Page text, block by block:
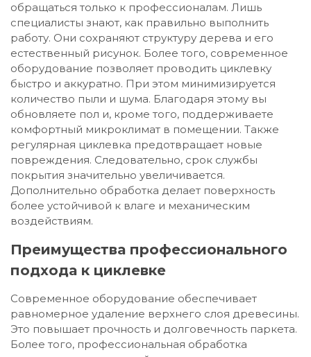
обращаться только к профессионалам. Лишь
специалисты знают, как правильно выполнить
работу. Они сохраняют структуру дерева и его
естественный рисунок. Более того, современное
оборудование позволяет проводить циклевку
быстро и аккуратно. При этом минимизируется
количество пыли и шума. Благодаря этому вы
обновляете пол и, кроме того, поддерживаете
комфортный микроклимат в помещении. Также
регулярная циклевка предотвращает новые
повреждения. Следовательно, срок службы
покрытия значительно увеличивается.
Дополнительно обработка делает поверхность
более устойчивой к влаге и механическим
воздействиям.
Преимущества профессионального
подхода к циклевке
Современное оборудование обеспечивает
равномерное удаление верхнего слоя древесины.
Это повышает прочность и долговечность паркета.
Более того, профессиональная обработка